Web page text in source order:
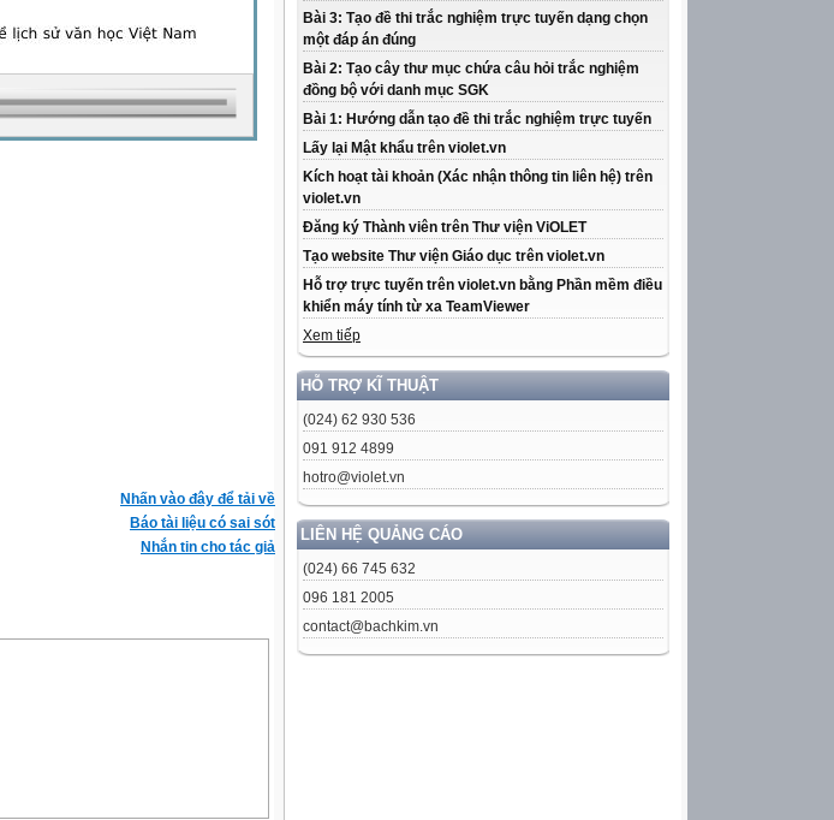
Bài 3: Tạo đề thi trắc nghiệm trực tuyến dạng chọn
một đáp án đúng
Bài 2: Tạo cây thư mục chứa câu hỏi trắc nghiệm
đồng bộ với danh mục SGK
Bài 1: Hướng dẫn tạo đề thi trắc nghiệm trực tuyến
Lấy lại Mật khẩu trên violet.vn
Kích hoạt tài khoản (Xác nhận thông tin liên hệ) trên
violet.vn
Đăng ký Thành viên trên Thư viện ViOLET
Tạo website Thư viện Giáo dục trên violet.vn
Hỗ trợ trực tuyến trên violet.vn bằng Phần mềm điều
khiển máy tính từ xa TeamViewer
Xem tiếp
HỖ TRỢ KĨ THUẬT
(024) 62 930 536
091 912 4899
hotro@violet.vn
LIÊN HỆ QUẢNG CÁO
(024) 66 745 632
096 181 2005
contact@bachkim.vn
Nhấn vào đây để tải về
Báo tài liệu có sai sót
Nhắn tin cho tác giả